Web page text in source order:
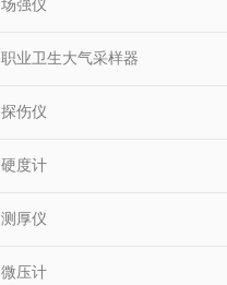
场强仪
职业卫生大气采样器
探伤仪
硬度计
测厚仪
微压计